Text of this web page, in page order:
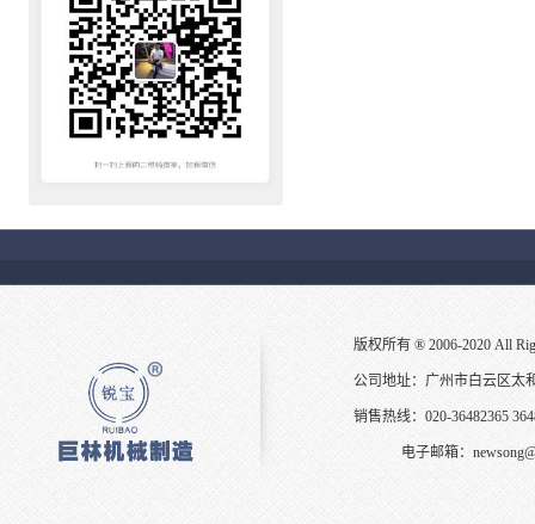
版权所有 ® 2006-2020 All
公司地址：广州市白云区太
销售热线：020-36482365
电子邮箱：